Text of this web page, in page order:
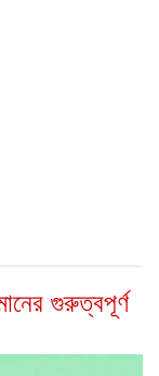
গুরুত্বপূর্ণ